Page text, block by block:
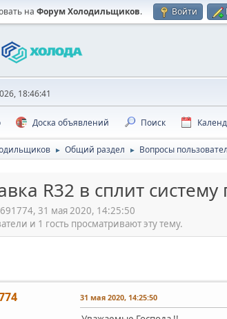
на Форум Холодильщиков. Войти
18:46:41
Доска объявлений Поиск
► Общий раздел ► Вопросы
R32 в сплит систему
31 мая 2020, 14:25:50
и 1 гость просматривают эту тему.
31 мая 2020, 14:25:50